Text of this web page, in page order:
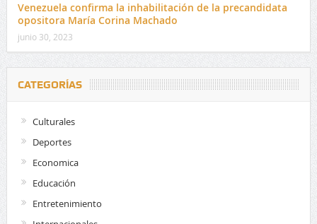
Venezuela confirma la inhabilitación de la precandidata
opositora María Corina Machado
junio 30, 2023
CATEGORÍAS
Culturales
Deportes
Economica
Educación
Entretenimiento